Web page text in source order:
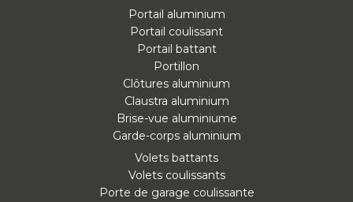
Portail aluminium
Portail coulissant
Portail battant
Portillon
Clôtures aluminium
Claustra aluminium
Brise-vue aluminiume
Garde-corps aluminium
Volets battants
Volets coulissants
Porte de garage coulissante